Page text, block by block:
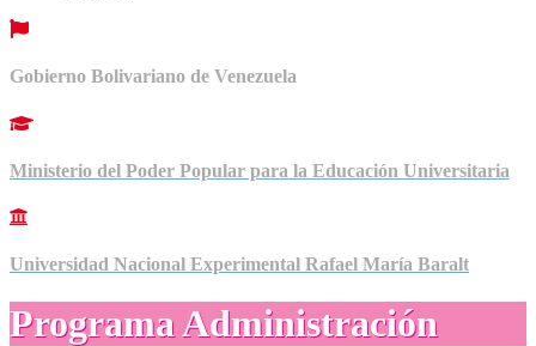
Gobierno Bolivariano de Venezuela
Ministerio del Poder Popular para la Educación Universitaria
Universidad Nacional Experimental Rafael María Baralt
Programa Administración